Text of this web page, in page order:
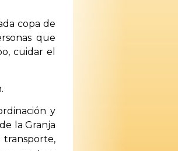
copa de
que
cuidar el
y
la Granja